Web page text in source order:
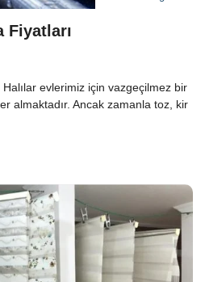
Fiyatları
Halılar evlerimiz için vazgeçilmez bir
almaktadır. Ancak zamanla toz, kir